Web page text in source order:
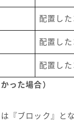
配置し
配置し
配置し
った場合）
『ブロック』と